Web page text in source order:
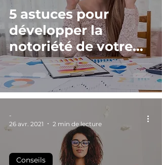
5 astuces pour
développer la
notoriété de votre
entreprise 🚀
Conseils
-
26 avr. 2021
2 min de lecture